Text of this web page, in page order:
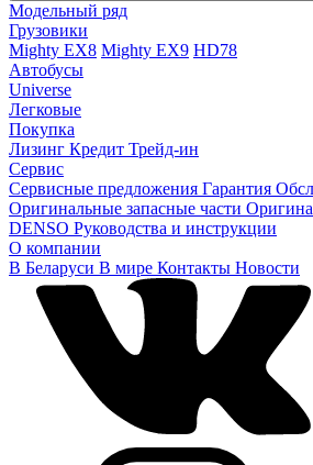
Модельный ряд
Грузовики
Mighty EX8 Mighty EX9 HD78
Автобусы
Universe
Легковые
Покупка
Лизинг Кредит Трейд-ин
Сервис
Сервисные предложения Гарантия
Оригинальные запасные части
DENSO Руководства и инструкции
О компании
В Беларуси В мире Контакты Новости